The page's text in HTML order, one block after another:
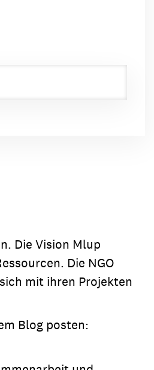
Die Vision Mlup
Die NGO
mit ihren Projekten
Blog posten: